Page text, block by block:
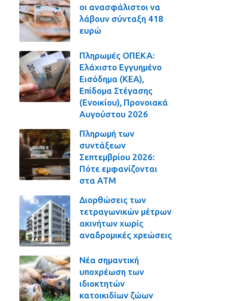
οι ανασφάλιστοι να
λάβουν σύνταξη 418
ευρώ
Πληρωμές ΟΠΕΚΑ:
Ελάχιστο Εγγυημένο
Εισόδημα (ΚΕΑ),
Επίδομα Στέγασης
(Ενοικίου), Προνοιακά
Αυγούστου 2026
Πληρωμή των
συντάξεων
Σεπτεμβρίου 2026:
Πότε εμφανίζονται
στα ΑΤΜ
Διορθώσεις των
τετραγωνικών μέτρων
ακινήτων χωρίς
αναδρομικές χρεώσεις
Νέα σημαντική
υποχρέωση των
ιδιοκτητών
κατοικιδίων ζώων